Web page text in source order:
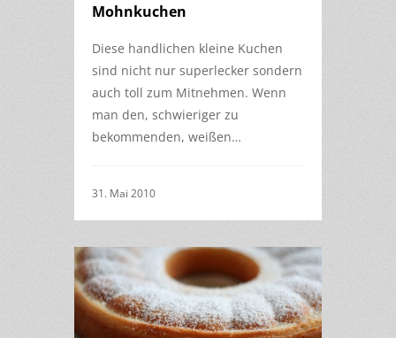
Mohnkuchen
Diese handlichen kleine Kuchen
sind nicht nur superlecker sondern
auch toll zum Mitnehmen. Wenn
man den, schwieriger zu
bekommenden, weißen…
31. Mai 2010